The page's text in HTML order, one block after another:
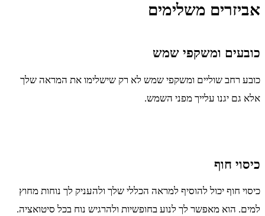
אביזרים משלימים
כובעים ומשקפי שמש
כובע רחב שוליים ומשקפי שמש לא רק שישלימו את המראה שלך
אלא גם יגנו עלייך מפני השמש.
כיסוי חוף
כיסוי חוף יכול להוסיף למראה הכללי שלך ולהעניק לך נוחות מחוץ
למים. הוא מאפשר לך לנוע בחופשיות ולהרגיש נוח בכל סיטואציה.